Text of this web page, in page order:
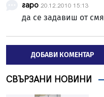
гаро 20.12.2010 15:13
да се задавиш от
ДОБАВИ КОМЕНТАР
СВЪРЗАНИ НОВИНИ